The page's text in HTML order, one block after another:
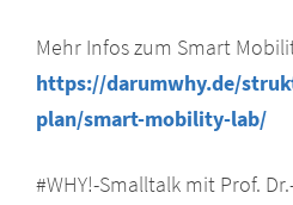
Mehr Infos zum Smart
https://darumwhy.de/
plan/smart-mobility-lab/
#WHY!-Smalltalk mit Prof.